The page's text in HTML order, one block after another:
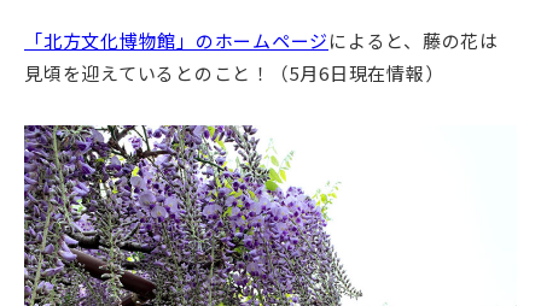
「北方文化博物館」のホームページによると、藤の花は
見頃を迎えているとのこと！（5月6日現在情報）